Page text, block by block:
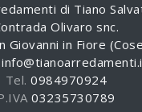
di Tiano
Olivaro snc.
Giovanni in Fiore
Tel.0984970924
03235730789